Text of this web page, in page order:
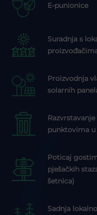
E-punionice
Suradnja s
Proizvodnja
solarnih
punktovima
Poticaj
pješačkih
šetnica)
Sadnja